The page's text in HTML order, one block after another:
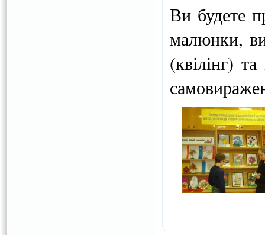
Ви будете
малюнки,
(квілінг)